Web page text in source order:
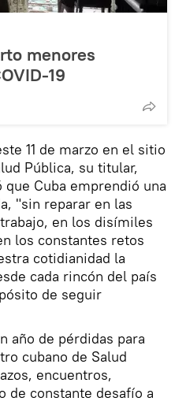
menores
19
11 de marzo en el sitio
Pública, su titular,
Cuba emprendió una
"sin reparar en las
en los disímiles
los constantes retos
cotidianidad la
cada rincón del país
de seguir
año de pérdidas para
cubano de Salud
encuentros,
de constante desafío a